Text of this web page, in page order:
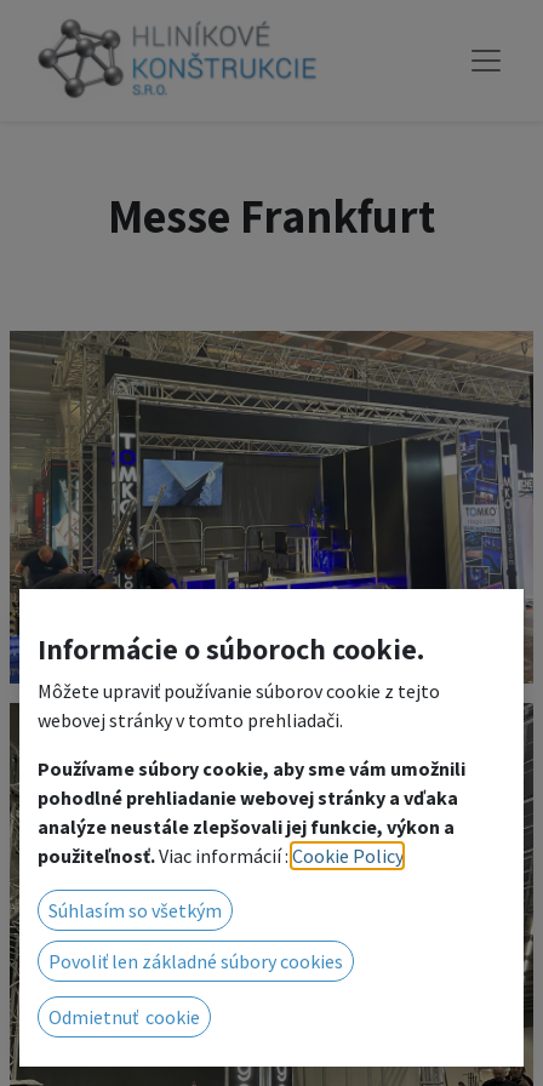
Messe Frankfurt
Informácie o súboroch cookie.
Môžete upraviť používanie súborov cookie z tejto
webovej stránky v tomto prehliadači.
Používame súbory cookie, aby sme vám umožnili
pohodlné prehliadanie webovej stránky a vďaka
analýze neustále zlepšovali jej funkcie, výkon a
použiteľnosť.Viac informácií : Cookie Policy
Súhlasím so všetkým
Povoliť len základné súbory cookies
Odmietnuť cookie